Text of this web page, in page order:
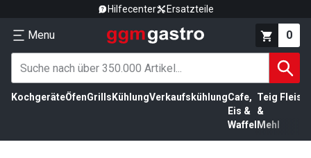
Hilfecenter Ersatzteile
Menu 0
KochgeräteÖfenGrills KühlungVerkaufskühlungCafe,
Eis &
Waffel
Teig
&
Mehl